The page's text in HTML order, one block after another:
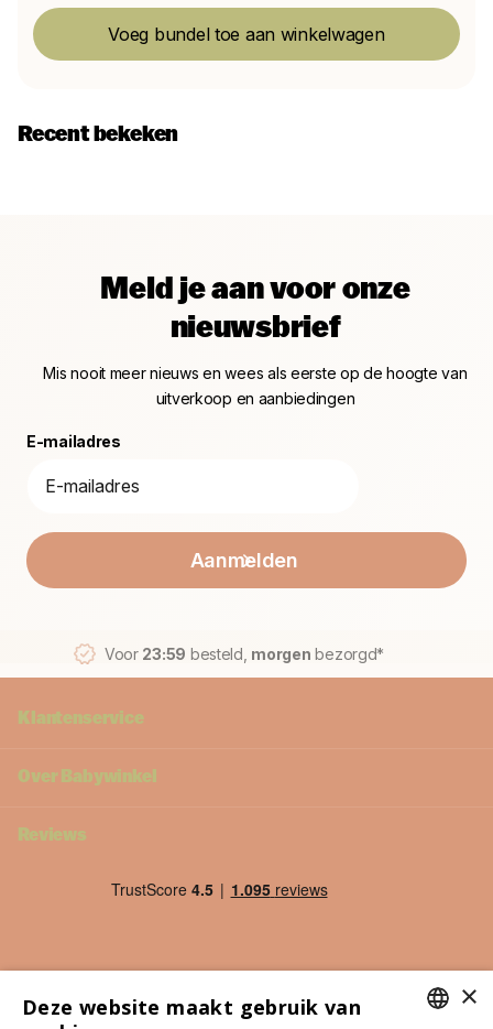
Voeg bundel toe aan winkelwagen
Recent bekeken
Meld je aan voor onze
nieuwsbrief
Mis nooit meer nieuws en wees als eerste op de hoogte van
uitverkoop en aanbiedingen
E-mailadres
Aanmelden
Voor 23:59 besteld, morgen bezorgd*
Klantenservice
Over Babywinkel
Reviews
×
Deze website maakt gebruik van